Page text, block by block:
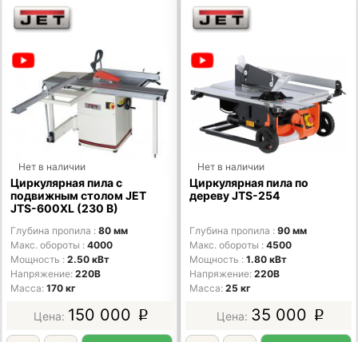
Нет в наличии
Циркулярная пила с
подвижным столом JET
JTS-600XL (230 В)
Глубина пропила
80 мм
Макс. обороты
4000
Мощность
2.50 кВт
Напряжение 220В
Масса 170 кг
150 000 p
Нет в наличии
Циркулярная пила по
дереву JTS-254
Глубина пропила
90 мм
Макс. обороты
4500
Мощность
1.80 кВт
Напряжение 220В
Масса 25 кг
35 000 p